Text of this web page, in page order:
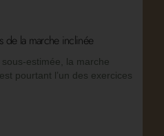
de la marche inclinée
sous-estimée, la marche
pourtant l’un des exercices